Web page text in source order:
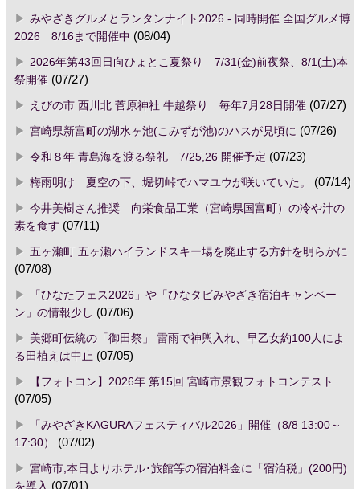
みやざきグルメとランタンナイト2026 - 同時開催 全国グルメ博
2026 8/16まで開催中 (08/04)
2026年第43回日向ひょとこ夏祭り 7/31(金)前夜祭、8/1(土)本
祭開催(07/27)
えびの市 西川北 菅原神社 牛越祭り 毎年7月28日開催(07/27)
宮崎県新富町の湖水ヶ池(こみずが池)のハスが見頃に (07/26)
令和８年 青島海を渡る祭礼 7/25,26 開催予定 (07/23)
梅雨明け 夏空の下、堀切峠でハマユウが咲いていた。
(07/14)
今井美樹さん推奨 向栄食品工業（宮崎県国富町）の冷や汁の
素を食す (07/11)
五ヶ瀬町 五ヶ瀬ハイランドスキー場を廃止する方針を明らかに
(07/08)
「ひなたフェス2026」や「ひなタビみやざき宿泊キャンペー
ン」の情報少し (07/06)
美郷町伝統の「御田祭」 雷雨で神輿入れ、早乙女約100人によ
る田植えは中止 (07/05)
【フォトコン】2026年 第15回 宮崎市景観フォトコンテスト
(07/05)
「みやざきKAGURAフェスティバル2026」開催（8/8 13:00～
17:30）
(07/02)
宮崎市,本日よりホテル･旅館等の宿泊料金に「宿泊税」(200円)
を導入 (07/01)